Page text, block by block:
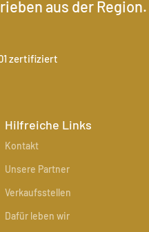
aus der Region.
zertifiziert
Hilfreiche Links
Kontakt
Unsere Partner
Verkaufsstellen
Dafür leben wir